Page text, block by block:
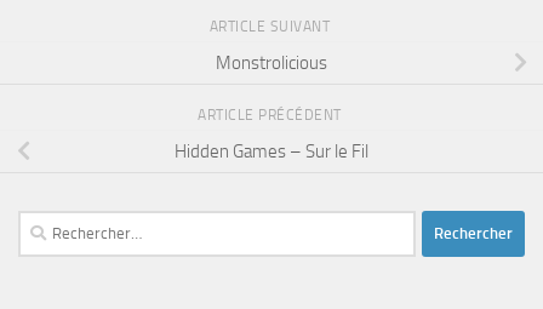
ARTICLE SUIVANT
Monstrolicious
ARTICLE PRÉCÉDENT
Hidden Games – Sur le Fil
Rechercher :